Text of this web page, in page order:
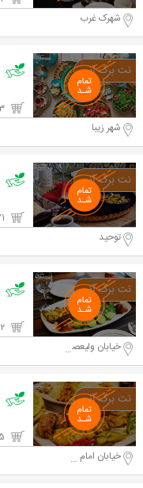
شهرک غرب
شهر زیبا
توحید
خیابان ولیعصر ،بالاتر از خیابان بهشتی
خیابان امام خمینی